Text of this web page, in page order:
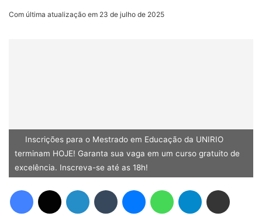
Com última atualização em 23 de julho de 2025
Inscrições para o Mestrado em Educação da UNIRIO
terminam HOJE! Garanta sua vaga em um curso gratuito de
excelência. Inscreva-se até as 18h!